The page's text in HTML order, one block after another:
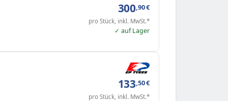
300,90€
pro Stück, inkl. MwSt.*
✓ auf Lager
133,50€
pro Stück, inkl. MwSt.*